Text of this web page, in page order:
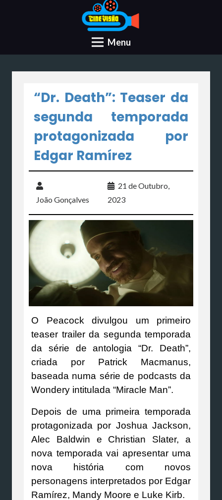
Menu
“Dr. Death”: Teaser da
segunda temporada
protagonizada por
Edgar Ramírez
João Gonçalves
21 de Outubro,
2023
O Peacock divulgou um primeiro
teaser trailer da segunda temporada
da série de antologia “Dr. Death”,
criada por Patrick Macmanus,
baseada numa série de podcasts da
Wondery intitulada “Miracle Man”.
Depois de uma primeira temporada
protagonizada por Joshua Jackson,
Alec Baldwin e Christian Slater, a
nova temporada vai apresentar uma
nova história com novos
personagens interpretados por Edgar
Ramírez, Mandy Moore e Luke Kirb.